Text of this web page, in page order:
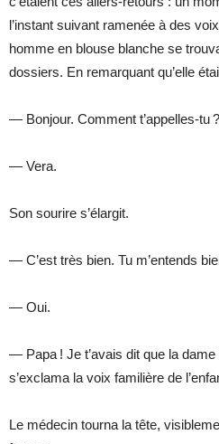
l’instant suivant ramenée à des
homme en blouse blanche se
dossiers. En remarquant qu’elle
— Bonjour. Comment t’appelles-tu ?
— Vera.
Son sourire s’élargit.
— C’est très bien. Tu m’entends
— Oui.
— Papa ! Je t’avais dit que la
s’exclama la voix familière de
Le médecin tourna la tête,